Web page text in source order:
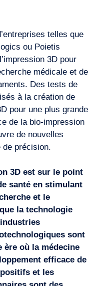
telles que
ou Poietis
3D pour
médicale et de
Des tests de
à la création de
pour une plus grande
de la bio-impression
de nouvelles
de précision.
3D est sur le point
santé en stimulant
et le
la technologie
sont
ère où la médecine
efficace de
et les